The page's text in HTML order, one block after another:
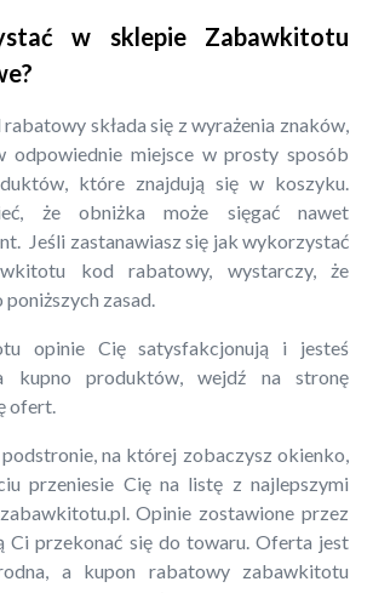
w sklepie Zabawkitotu
składa się z wyrażenia znaków,
odpowiednie miejsce w prosty sposób
które znajdują się w koszyku.
że obniżka może sięgać nawet
Jeśli zastanawiasz się jak wykorzystać
kod rabatowy, wystarczy, że
poniższych zasad.
opinie Cię satysfakcjonują i jesteś
kupno produktów, wejdź na stronę
ofert.
podstronie, na której zobaczysz okienko,
przeniesie Cię na listę z najlepszymi
Opinie zostawione przez
Ci przekonać się do towaru. Oferta jest
a kupon rabatowy zabawkitotu